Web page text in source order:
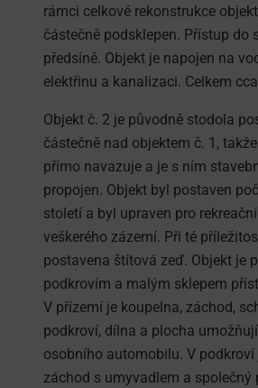
rámci celkové rekonstrukce
částečně podsklepen. Přístup do
předsíně. Objekt je napojen na
elektřinu a kanalizaci. Celkem
Objekt č. 2 je původně stodola
částečně nad objektem č. 1,
přímo navazuje a je s ním
propojen. Objekt byl postaven
století a byl upraven pro
veškerého zázemí. Při té
postavena štítová zeď. Objekt je
podkrovím a malým sklepem
V přízemí je koupelna, záchod,
podkroví, dílna a plocha
osobního automobilu. V
záchod s umyvadlem a společný